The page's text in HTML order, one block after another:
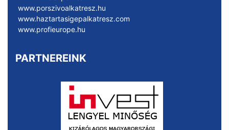
www.porszivoalkatresz.hu
www.haztartasigepalkatresz.com
www.profieurope.hu
PARTNEREINK